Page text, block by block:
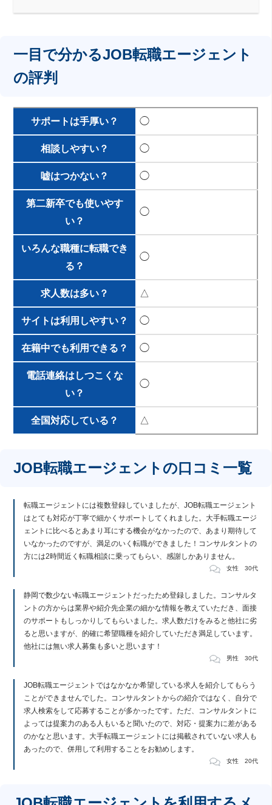
一目で分かるJOB転職エージェント
の評判
サポートは手厚い？ ◯
相談しやすい？ ◯
嘘はつかない？ ◯
第二新卒でも使いやす
い？
◯
いろんな職種に転職でき
る？
◯
求人数は多い？ △
サイトは利用しやすい？ ◯
在籍中でも利用できる？ ◯
電話連絡はしつこくな
い？
◯
全国対応している？ △
JOB転職エージェントの口コミ一覧
転職エージェントには複数登録していましたが、JOB転職エージェント
はとても対応が丁寧で細かくサポートしてくれました。大手転職エージ
ェントに比べるとあまり耳にする機会がなかったので、あまり期待して
いなかったのですが、満足のいく転職ができました！コンサルタントの
方には2時間近く転職相談に乗ってもらい、感謝しかありません。
女性 30代
静岡で数少ない転職エージェントだったため登録しました。コンサルタ
ントの方からは業界や紹介先企業の細かな情報を教えていただき、面接
のサポートもしっかりしてもらいました。求人数だけをみると他社に劣
ると思いますが、的確に希望職種を紹介していただき満足しています。
他社には無い求人募集も多いと思います！
男性 30代
JOB転職エージェントではなかなか希望している求人を紹介してもらう
ことができませんでした。コンサルタントからの紹介ではなく、自分で
求人検索をして応募することが多かったです。ただ、コンサルタントに
よっては提案力のある人もいると聞いたので、対応・提案力に差がある
のかなと思います。大手転職エージェントには掲載されていない求人も
あったので、併用して利用することをお勧めします。
女性 20代